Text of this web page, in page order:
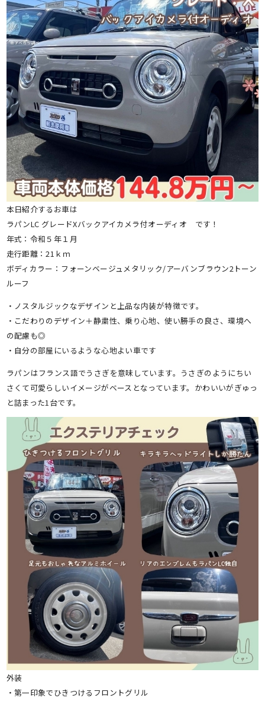
本日紹介するお車は
ラパンLC グレードXバックアイカメラ付オーディオ です！
年式：令和５年１月
走行距離：21ｋｍ
ボディカラー：フォーンベージュメタリック/アーバンブラウン2トーン
ルーフ
・ノスタルジックなデザインと上品な内装が特徴です。
・こだわりのデザイン＋静粛性、乗り心地、使い勝手の良さ、環境へ
の配慮も◎
・自分の部屋にいるような心地よい車です
ラパンはフランス語でうさぎを意味しています。うさぎのようにちい
さくて可愛らしいイメージがベースとなっています。かわいいがぎゅっ
と詰まった1台です。
外装
・第一印象でひきつけるフロントグリル